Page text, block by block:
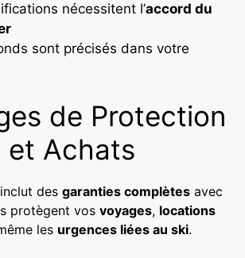
nécessitent l’accord du
sont précisés dans votre
de Protection
et Achats
des garanties complètes avec
protègent vos voyages, locations
les urgences liées au ski.